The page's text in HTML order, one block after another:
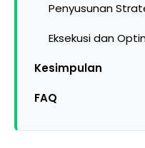
Penyusunan
Eksekusi dan
Kesimpulan
FAQ